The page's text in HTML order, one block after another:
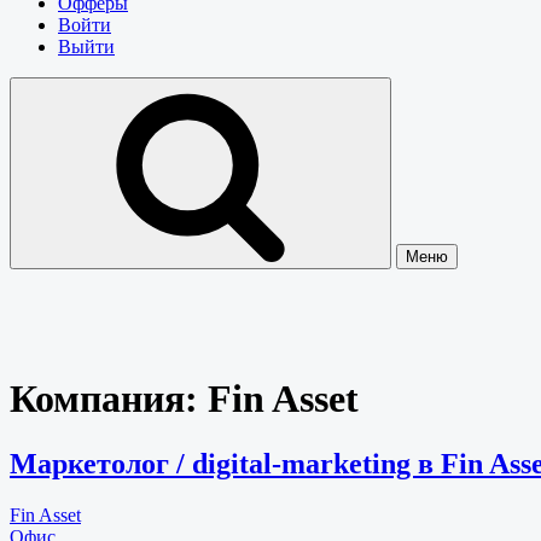
Войти
Выйти
Меню
Компания: Fin Asset
Маркетолог / digital-marketing в Fin
Fin Asset
Офис